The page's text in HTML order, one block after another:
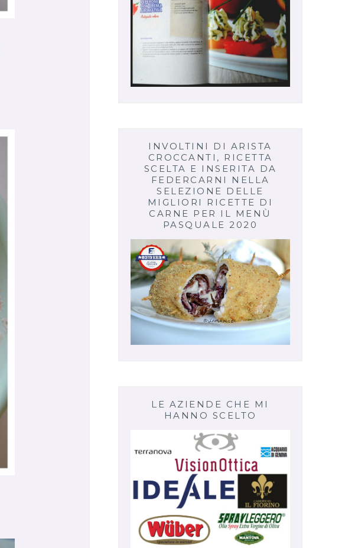
INVOLTINI DI ARISTA
CROCCANTI, RICETTA
SCELTA E INSERITA DA
FEDERCARNI NELLA
SELEZIONE DELLE
MIGLIORI RICETTE DI
CARNE PER IL MENÙ
PASQUALE 2020
LE AZIENDE CHE MI
HANNO SCELTO